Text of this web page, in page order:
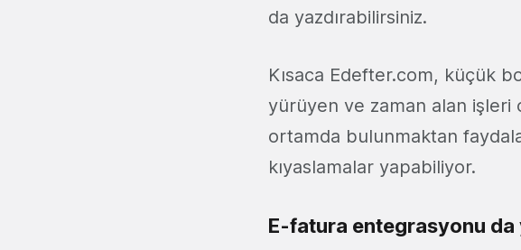
da yazdırabilirsiniz.
Kısaca Edefter.com, küçük
yürüyen ve zaman alan işleri
ortamda bulunmaktan
kıyaslamalar yapabiliyor.
E-fatura entegrasyonu da